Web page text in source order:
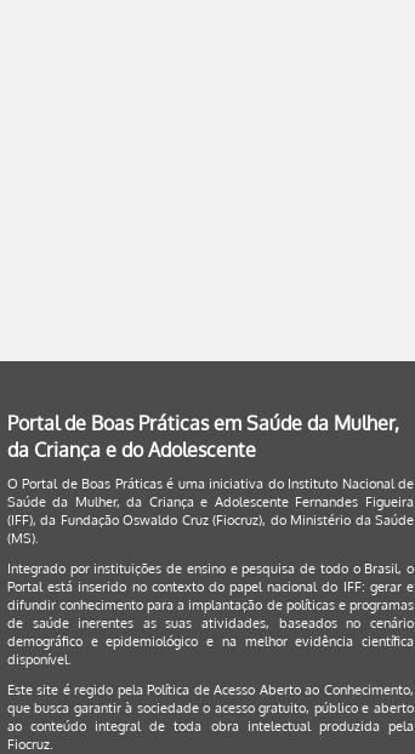
Portal de Boas Práticas em Saúde da Mulher,
da Criança e do Adolescente
O Portal de Boas Práticas é uma iniciativa do Instituto Nacional de
Saúde da Mulher, da Criança e Adolescente Fernandes Figueira
(IFF), da Fundação Oswaldo Cruz (Fiocruz), do Ministério da Saúde
(MS).
Integrado por instituições de ensino e pesquisa de todo o Brasil, o
Portal está inserido no contexto do papel nacional do IFF: gerar e
difundir conhecimento para a implantação de políticas e programas
de saúde inerentes as suas atividades, baseados no cenário
demográfico e epidemiológico e na melhor evidência científica
disponível.
Este site é regido pelaPolítica de Acesso Aberto ao Conhecimento,
que busca garantir à sociedade o acesso gratuito, público e aberto
ao conteúdo integral de toda obra intelectual produzida pela
Fiocruz.